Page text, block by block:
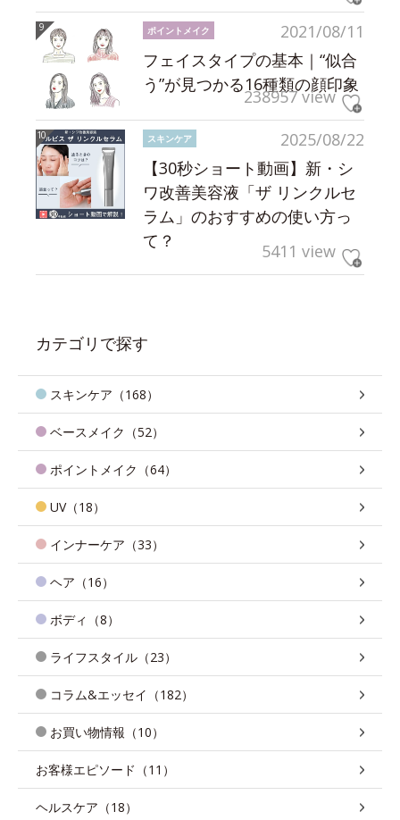
2021/08/11
ポイントメイク
フェイスタイプの基本｜“似合
う”が見つかる16種類の顔印象
238957 view
2025/08/22
スキンケア
【30秒ショート動画】新・シ
ワ改善美容液「ザ リンクルセ
ラム」のおすすめの使い方っ
て？
5411 view
カテゴリで探す
スキンケア（168）
ベースメイク（52）
ポイントメイク（64）
UV（18）
インナーケア（33）
ヘア（16）
ボディ（8）
ライフスタイル（23）
コラム&エッセイ（182）
お買い物情報（10）
お客様エピソード（11）
ヘルスケア（18）